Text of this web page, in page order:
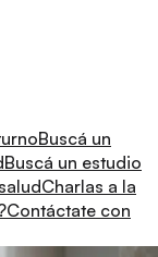
Buscá un
Buscá un estudio
Charlas a la
Contáctate con